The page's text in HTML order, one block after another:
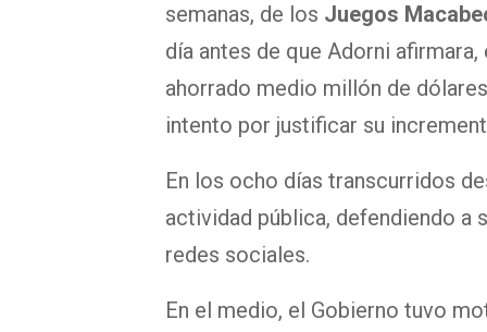
semanas, de los Juegos
día antes de que Adorni
ahorrado medio millón de
intento por justificar su
En los ocho días transcurridos
actividad pública, defendiendo a
redes sociales.
En el medio, el Gobierno tuvo